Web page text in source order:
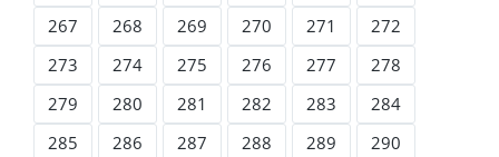
267
268 269 270 271
272
273
274 275 276 277
278
279
280 281 282 283
284
285
286 287 288 289
290